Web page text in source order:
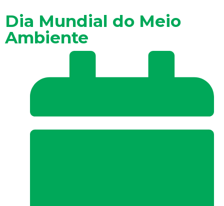
Dia Mundial do Meio
Ambiente